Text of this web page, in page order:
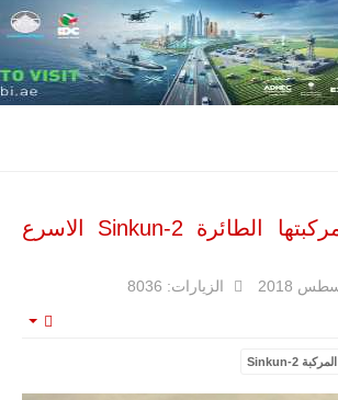
فإن الجمع بين
قدرة طائرة
أوريون على
التحليق…
للمزيد
تدريبات
الصين تختبر مركبتها الطائرة Sinkun-2 الاسرع
الزيارات: 8036
المركبة Sinkun-2